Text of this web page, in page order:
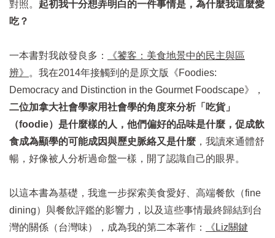
對照。 起初我十分想弄明白的一件事情是，為什麼我這麼愛
吃？
一本書對我啟發良多：
《饕客：美食地景中的民主與區
辨》
。我在2014年接觸到的是原文版《Foodies:
Democracy and Distinction in the Gourmet Foodscape》，
二位加拿大社會學家用社會學的角度來分析「吃貨」
（foodie）是什麼樣的人，他們偏好的品味是什麼，促成飲
食成為顯學的可能成因與歷史脈絡又是什麼 ，我讀來通體舒
暢，好像被人分析過命盤一樣，開了認識自己的眼界。
以這本書為基礎，我進一步探索美食愛好、高端餐飲（fine
dining）與餐飲評鑑的影響力，以及這些事情最終歸結到台
灣的關係（台灣味），成為我的第二本著作：
《Liz關鍵